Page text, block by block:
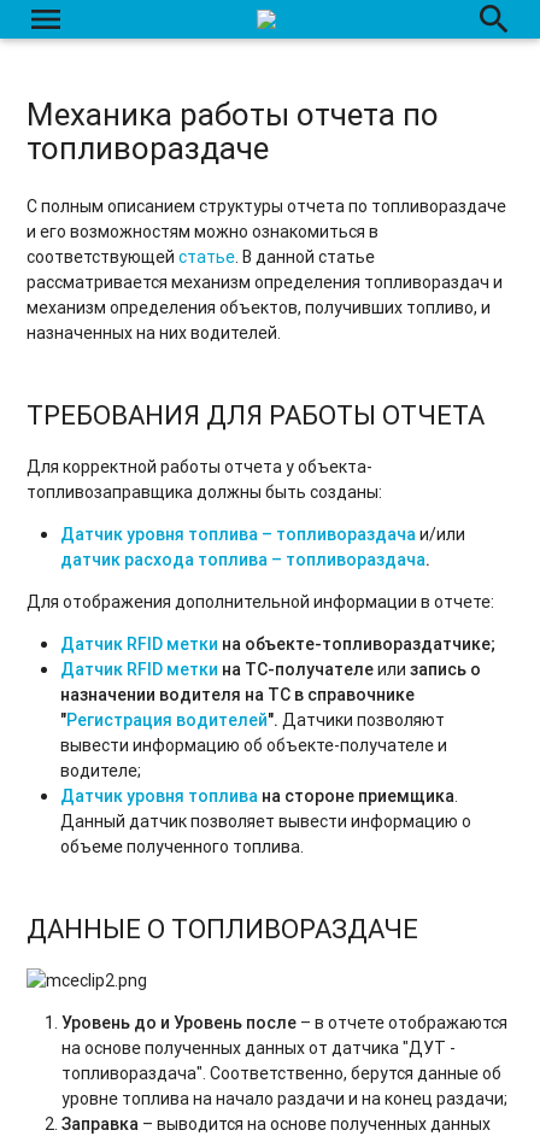
menu search
Механика работы отчета по
топливораздаче
С полным описанием структуры отчета по топливораздаче
и его возможностям можно ознакомиться в
соответствующейстатье. В данной статье
рассматривается механизм определения топливораздач и
механизм определения объектов, получивших топливо, и
назначенных на них водителей.
ТРЕБОВАНИЯ ДЛЯ РАБОТЫ ОТЧЕТА
Для корректной работы отчета у объекта-
топливозаправщика должны быть созданы:
Датчик уровня топлива – топливораздачаи/или
датчик расхода топлива – топливораздача.
Для отображения дополнительной информации в отчете:
Датчик RFID метки на объекте-топливораздатчике;
Датчик RFID метки на ТС-получателеилизапись о
назначении водителя на ТС в справочнике
"Регистрация водителей". Датчики позволяют
вывести информацию об объекте-получателе и
водителе;
Датчик уровня топлива на стороне приемщика.
Данный датчик позволяет вывести информацию о
объеме полученного топлива.
ДАННЫЕ О ТОПЛИВОРАЗДАЧЕ
Уровень до и Уровень после – в отчете отображаются
на основе полученных данных от датчика "ДУТ -
топливораздача". Соответственно, берутся данные об
уровне топлива на начало раздачи и на конец раздачи;
Заправка – выводится на основе полученных данных